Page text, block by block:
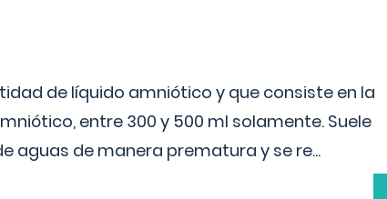
de líquido amniótico y que consiste en la
entre 300 y 500 ml solamente. Suele
aguas de manera prematura y se re...